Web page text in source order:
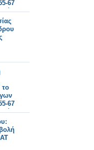
67
67